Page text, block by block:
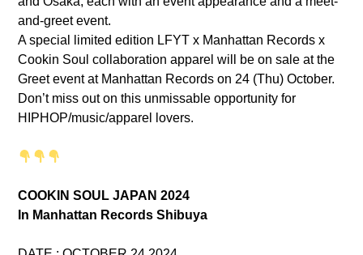
and-greet event.
A special limited edition LFYT x Manhattan Records x
Cookin Soul collaboration apparel will be on sale at the
Greet event at Manhattan Records on 24 (Thu) October.
Don’t miss out on this unmissable opportunity for
HIPHOP/music/apparel lovers.
COOKIN SOUL JAPAN 2024
In Manhattan Records Shibuya